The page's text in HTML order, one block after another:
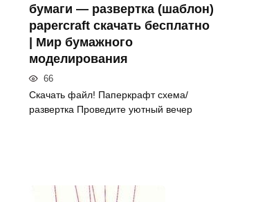
бумаги — развертка (шаблон)
papercraft скачать бесплатно
| Мир бумажного
моделирования
66
Скачать файл! Паперкрафт схема/
развертка Проведите уютный вечер